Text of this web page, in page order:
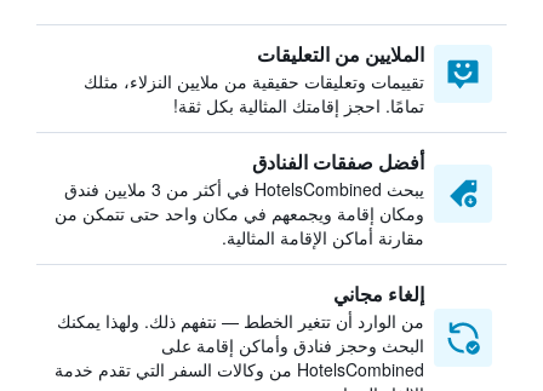
الملايين من التعليقات
تقييمات وتعليقات حقيقية من ملايين النزلاء، مثلك
تمامًا. احجز إقامتك المثالية بكل ثقة!
أفضل صفقات الفنادق
يبحث HotelsCombined في أكثر من 3 ملايين فندق
ومكان إقامة ويجمعهم في مكان واحد حتى تتمكن من
مقارنة أماكن الإقامة المثالية.
إلغاء مجاني
من الوارد أن تتغير الخطط — نتفهم ذلك. ولهذا يمكنك
البحث وحجز فنادق وأماكن إقامة على
HotelsCombined من وكالات السفر التي تقدم خدمة